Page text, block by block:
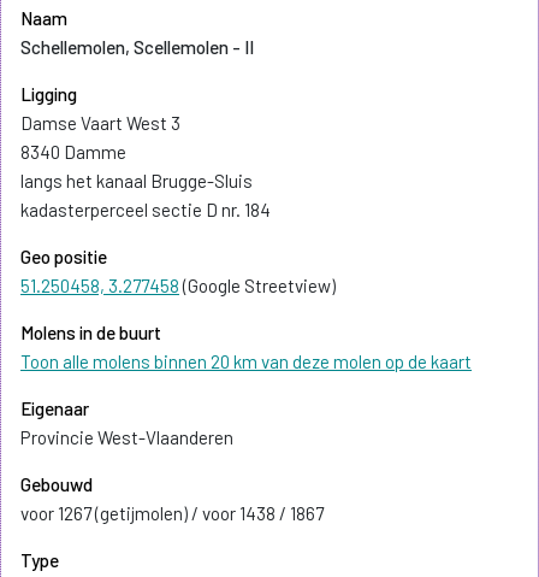
Naam
Schellemolen, Scellemolen - II
Ligging
Damse Vaart West 3
8340 Damme
langs het kanaal Brugge-Sluis
kadasterperceel sectie D nr. 184
Geo positie
51.250458, 3.277458(Google Streetview)
Molens in de buurt
Toon alle molens binnen 20 km van deze molen op de kaart
Eigenaar
Provincie West-Vlaanderen
Gebouwd
voor 1267 (getijmolen) / voor 1438 / 1867
Type